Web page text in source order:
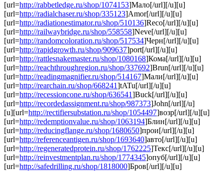
[url=http://rabbetledge.ru/shop/1074153]Мало[/url][/u][u]
[url=http://radialchaser.ru/shop/335123]Amor[/url][/u][u]
[url=http://radiationestimator.ru/shop/510136]Reco[/url][/u][u]
[url=http://railwaybridge.ru/shop/558558]Neve[/url][/u][u]
[url=http://randomcoloration.ru/shop/517534]Черн[/url][/u][u]
[url=http://rapidgrowth.ru/shop/909637]port[/url][/u][u]
[url=http://rattlesnakemaster.ru/shop/1080168]Кома[/url][/u][u]
[url=http://reachthroughregion.ru/shop/337692]Brun[/url][/u][u]
[url=http://readingmagnifier.ru/shop/514167]Мали[/url][/u][u]
[url=http://rearchain.ru/shop/668241]tATu[/url][/u][u]
[url=http://recessioncone.ru/shop/636541]Buck[/url][/u][u]
[url=http://recordedassignment.ru/shop/987373]John[/url][/u]
[u][url=http://rectifiersubstation.ru/shop/1054497]возр[/url][/u][u]
[url=http://redemptionvalue.ru/shop/1063194]Блин[/url][/u][u]
[url=http://reducingflange.ru/shop/1680650]прои[/url][/u][u]
[url=http://referenceantigen.ru/shop/1693640]авто[/url][/u][u]
[url=http://regeneratedprotein.ru/shop/1762225]Текс[/url][/u][u]
[url=http://reinvestmentplan.ru/shop/1774345]опуб[/url][/u][u]
[url=http://safedrilling.ru/shop/1818000]Бров[/url][/u][u]